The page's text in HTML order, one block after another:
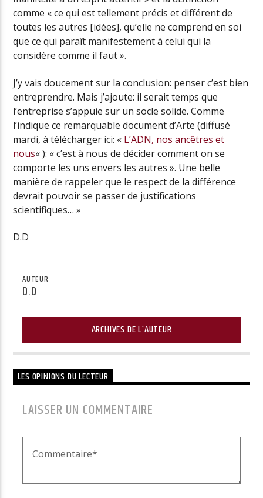
comme « ce qui est tellement précis et différent de
toutes les autres [idées], qu’elle ne comprend en soi
que ce qui paraît manifestement à celui qui la
considère comme il faut ».
J’y vais doucement sur la conclusion: penser c’est bien
entreprendre. Mais j’ajoute: il serait temps que
l’entreprise s’appuie sur un socle solide. Comme
l’indique ce remarquable document d’Arte (diffusé
mardi, à télécharger ici: « L’ADN, nos ancêtres et
nous« ): « c’est à nous de décider comment on se
comporte les uns envers les autres ». Une belle
manière de rappeler que le respect de la différence
devrait pouvoir se passer de justifications
scientifiques… »
D.D
AUTEUR
D.D
ARCHIVES DE L'AUTEUR
LES OPINIONS DU LECTEUR
LAISSER UN COMMENTAIRE